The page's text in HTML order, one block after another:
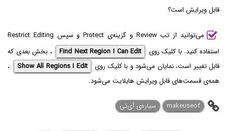
قابل ویرایش است؟
می‌توانید از تب Review و گزینه‌ی Protect و سپس Restrict Editing
استفاده کنید. با کلیک روی
Find Next Region I Can Edit
، بخش بعدی که
قابل تغییر است، نمایان می‌شود و با کلیک روی
Show All Regions I Edit
،
همه‌ی قسمت‌های قابل ویرایش هایلایت می‌شود.
makeuseof سیاره‌ی آی‌تی